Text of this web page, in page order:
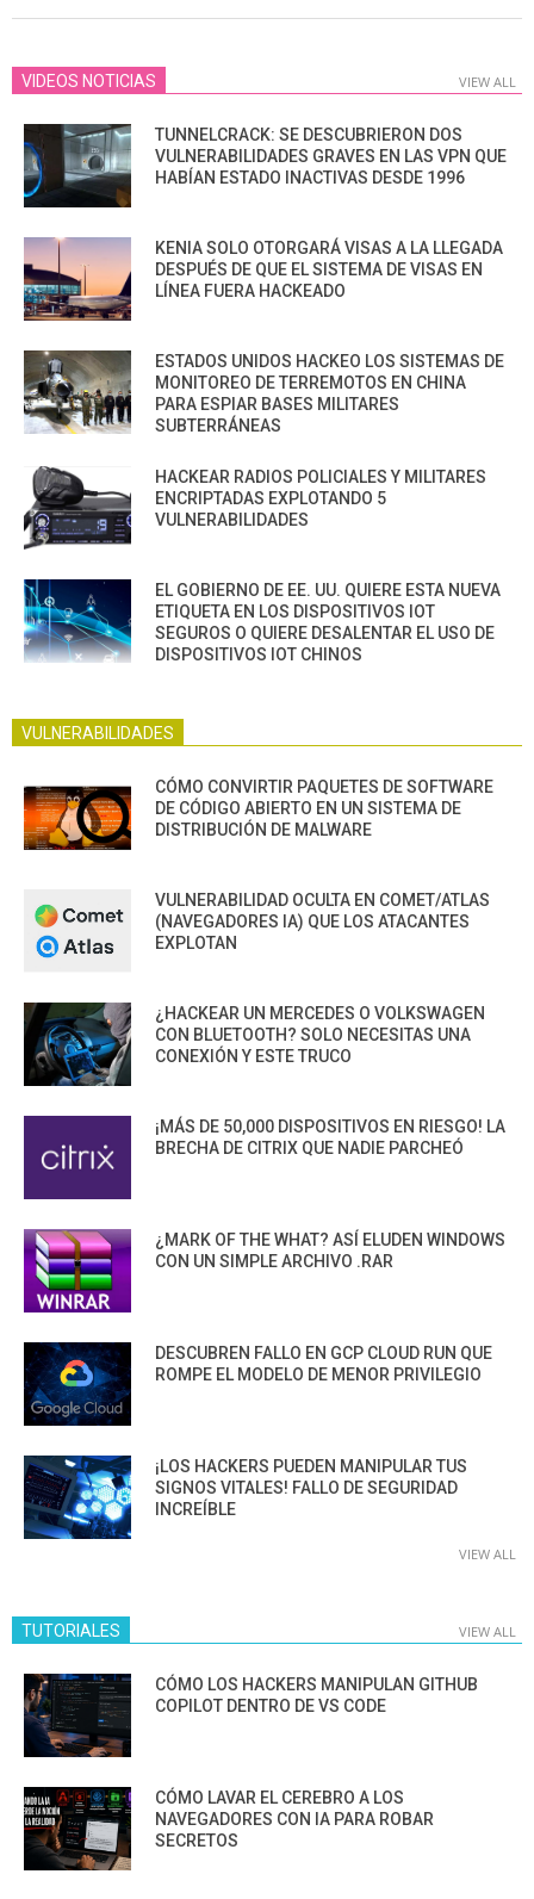
VIDEOS NOTICIAS VIEW ALL
TUNNELCRACK: SE DESCUBRIERON DOS
VULNERABILIDADES GRAVES EN LAS VPN QUE
HABÍAN ESTADO INACTIVAS DESDE 1996
KENIA SOLO OTORGARÁ VISAS A LA LLEGADA
DESPUÉS DE QUE EL SISTEMA DE VISAS EN
LÍNEA FUERA HACKEADO
ESTADOS UNIDOS HACKEO LOS SISTEMAS DE
MONITOREO DE TERREMOTOS EN CHINA
PARA ESPIAR BASES MILITARES
SUBTERRÁNEAS
HACKEAR RADIOS POLICIALES Y MILITARES
ENCRIPTADAS EXPLOTANDO 5
VULNERABILIDADES
EL GOBIERNO DE EE. UU. QUIERE ESTA NUEVA
ETIQUETA EN LOS DISPOSITIVOS IOT
SEGUROS O QUIERE DESALENTAR EL USO DE
DISPOSITIVOS IOT CHINOS
VULNERABILIDADES
CÓMO CONVIRTIR PAQUETES DE SOFTWARE
DE CÓDIGO ABIERTO EN UN SISTEMA DE
DISTRIBUCIÓN DE MALWARE
VULNERABILIDAD OCULTA EN COMET/ATLAS
(NAVEGADORES IA) QUE LOS ATACANTES
EXPLOTAN
¿HACKEAR UN MERCEDES O VOLKSWAGEN
CON BLUETOOTH? SOLO NECESITAS UNA
CONEXIÓN Y ESTE TRUCO
¡MÁS DE 50,000 DISPOSITIVOS EN RIESGO! LA
BRECHA DE CITRIX QUE NADIE PARCHEÓ
¿MARK OF THE WHAT? ASÍ ELUDEN WINDOWS
CON UN SIMPLE ARCHIVO .RAR
DESCUBREN FALLO EN GCP CLOUD RUN QUE
ROMPE EL MODELO DE MENOR PRIVILEGIO
¡LOS HACKERS PUEDEN MANIPULAR TUS
SIGNOS VITALES! FALLO DE SEGURIDAD
INCREÍBLE
VIEW ALL
TUTORIALES VIEW ALL
CÓMO LOS HACKERS MANIPULAN GITHUB
COPILOT DENTRO DE VS CODE
CÓMO LAVAR EL CEREBRO A LOS
NAVEGADORES CON IA PARA ROBAR
SECRETOS